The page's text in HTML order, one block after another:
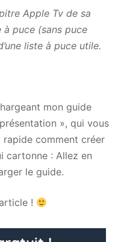
Apple Tv de sa
puce (sans puce
liste à puce utile.
mon guide
», qui vous
comment créer
cartonne : Allez en
le guide.
!